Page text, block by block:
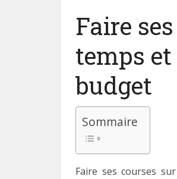
Faire
temps
budget
Sommaire
Faire ses courses